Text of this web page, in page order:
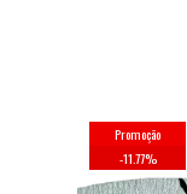
Promoção
-11.77%